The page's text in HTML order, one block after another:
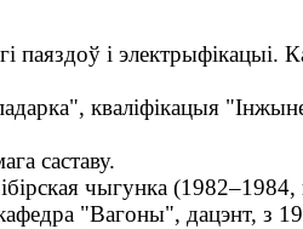
паяздоў і электрыфікацыі.
кваліфікацыя
саставу.
чыгунка (1982–1984,
"Вагоны", дацэнт, з